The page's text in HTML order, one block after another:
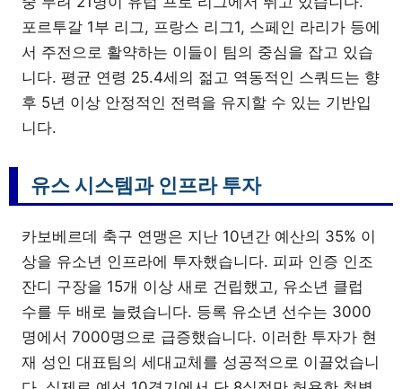
포르투갈 1부 리그, 프랑스 리그1, 스페인 라리가 등에
서 주전으로 활약하는 이들이 팀의 중심을 잡고 있습
니다. 평균 연령 25.4세의 젊고 역동적인 스쿼드는 향
후 5년 이상 안정적인 전력을 유지할 수 있는 기반입
니다.
유스 시스템과 인프라 투자
카보베르데 축구 연맹은 지난 10년간 예산의 35% 이
상을 유소년 인프라에 투자했습니다. 피파 인증 인조
잔디 구장을 15개 이상 새로 건립했고, 유소년 클럽
수를 두 배로 늘렸습니다. 등록 유소년 선수는 3000
명에서 7000명으로 급증했습니다. 이러한 투자가 현
재 성인 대표팀의 세대교체를 성공적으로 이끌었습니